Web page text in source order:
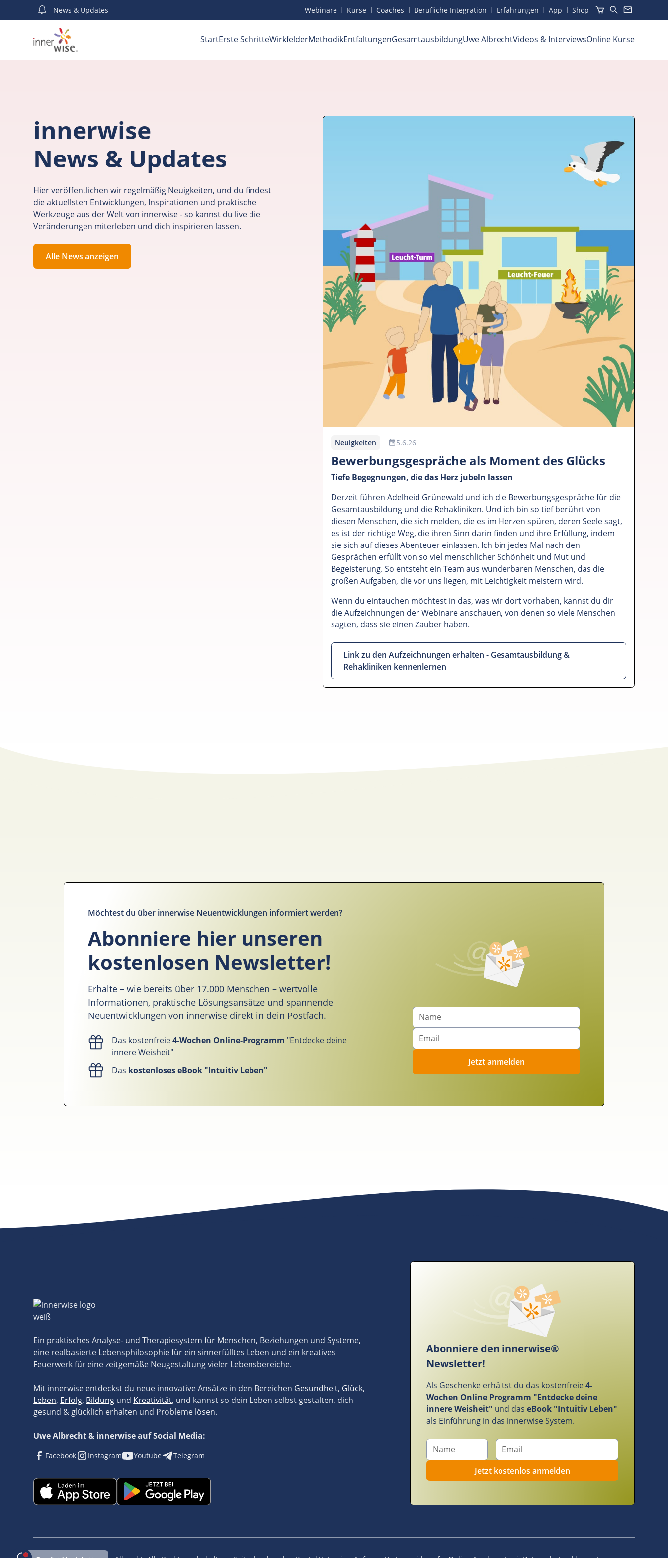
News & Updates Webinare I Kurse I Coaches I Berufliche Integration I Erfahrungen I App I Shop
StartErste SchritteWirkfelderMethodikEntfaltungenGesamtausbildungUwe AlbrechtVideos & InterviewsOnline Kurse
innerwise
News & Updates
Hier veröffentlichen wir regelmäßig Neuigkeiten, und du findest
die aktuellsten Entwicklungen, Inspirationen und praktische
Werkzeuge aus der Welt von innerwise - so kannst du live die
Veränderungen miterleben und dich inspirieren lassen.
Alle News anzeigen
Neuigkeiten 5.6.26
Bewerbungsgespräche als Moment des Glücks
Tiefe Begegnungen, die das Herz jubeln lassen
Derzeit führen Adelheid Grünewald und ich die Bewerbungsgespräche für die
Gesamtausbildung und die Rehakliniken. Und ich bin so tief berührt von
diesen Menschen, die sich melden, die es im Herzen spüren, deren Seele sagt,
es ist der richtige Weg, die ihren Sinn darin finden und ihre Erfüllung, indem
sie sich auf dieses Abenteuer einlassen. Ich bin jedes Mal nach den
Gesprächen erfüllt von so viel menschlicher Schönheit und Mut und
Begeisterung. So entsteht ein Team aus wunderbaren Menschen, das die
großen Aufgaben, die vor uns liegen, mit Leichtigkeit meistern wird.
Wenn du eintauchen möchtest in das, was wir dort vorhaben, kannst du dir
die Aufzeichnungen der Webinare anschauen, von denen so viele Menschen
sagten, dass sie einen Zauber haben.
Link zu den Aufzeichnungen erhalten - Gesamtausbildung &
Rehakliniken kennenlernen
Möchtest du über innerwise Neuentwicklungen informiert werden?
Abonniere hier unseren
kostenlosen Newsletter!
Erhalte – wie bereits über 17.000 Menschen – wertvolle
Informationen, praktische Lösungsansätze und spannende
Neuentwicklungen von innerwise direkt in dein Postfach.
Das kostenfreie4-Wochen Online-Programm "Entdecke deine
innere Weisheit"
Das kostenloses eBook "Intuitiv Leben"
Ein praktisches Analyse- und Therapiesystem für Menschen, Beziehungen und Systeme,
eine realbasierte Lebensphilosophie für ein sinnerfülltes Leben und ein kreatives
Feuerwerk für eine zeitgemäße Neugestaltung vieler Lebensbereiche.
Mit innerwise entdeckst du neue innovative Ansätze in den Bereichen Gesundheit, Glück,
Leben, Erfolg, Bildung und Kreativität, und kannst so dein Leben selbst gestalten, dich
gesund & glücklich erhalten und Probleme lösen.
Uwe Albrecht & innerwise auf Social Media:
Facebook Instagram Youtube Telegram
Abonniere den innerwise®
Newsletter!
Als Geschenke erhältst du das kostenfreie4-
Wochen Online Programm "Entdecke deine
innere Weisheit" und das eBook "Intuitiv Leben"
als Einführung in das innerwise System.